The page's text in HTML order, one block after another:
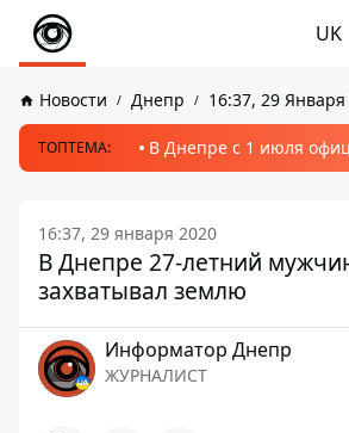
UK
Новости Днепр 16:37, 29
ТОПТЕМА: В Днепре с 1 июля
16:37, 29 января 2020
В Днепре 27-летний
захватывал землю
Информатор Днепр
ЖУРНАЛИСТ